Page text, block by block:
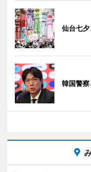
仙台七
韓国警